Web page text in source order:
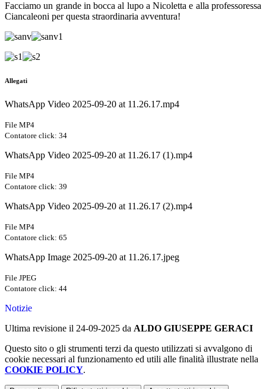
Facciamo un grande in bocca al lupo a Nicoletta e alla professoressa
Ciancaleoni per questa straordinaria avventura!
Allegati
WhatsApp Video 2025-09-20 at 11.26.17.mp4
File MP4
Contatore click: 34
WhatsApp Video 2025-09-20 at 11.26.17 (1).mp4
File MP4
Contatore click: 39
WhatsApp Video 2025-09-20 at 11.26.17 (2).mp4
File MP4
Contatore click: 65
WhatsApp Image 2025-09-20 at 11.26.17.jpeg
File JPEG
Contatore click: 44
Notizie
Ultima revisione il 24-09-2025 da ALDO GIUSEPPE GERACI
Questo sito o gli strumenti terzi da questo utilizzati si avvalgono di
cookie necessari al funzionamento ed utili alle finalità illustrate nella
COOKIE POLICY.